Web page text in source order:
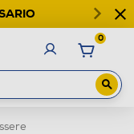
0